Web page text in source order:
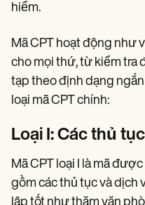
hiểm.
Mã CPT hoạt động như
cho mọi thứ, từ kiểm tra
tạp theo định dạng
loại mã CPT chính:
Loại I: Các thủ
Mã CPT loại I là mã
gồm các thủ tục và dịch
lập tốt như thăm văn